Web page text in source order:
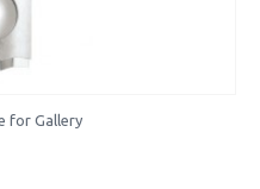
for Gallery